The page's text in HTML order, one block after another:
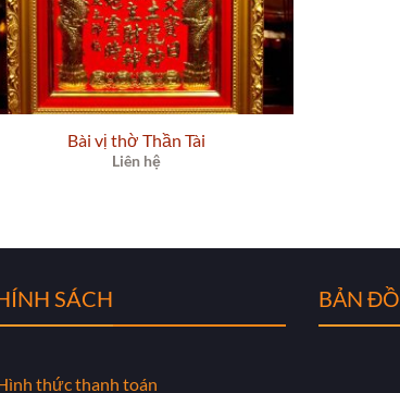
Bài vị thờ Thần Tài
Liên hệ
SÁCH
thức thanh toán
BẢN ĐỒ